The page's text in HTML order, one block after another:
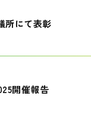
所にて表彰
開催報告